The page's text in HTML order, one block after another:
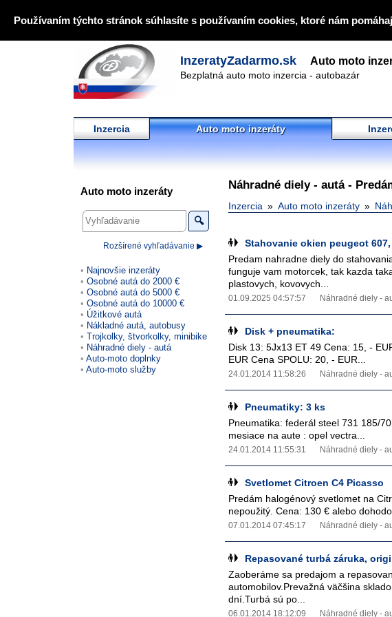
Používaním týchto stránok súhlasíte s používaním cookies, ktoré nám
InzeratyZadarmo.sk Auto moto
Bezplatná auto moto inzercia - autobazár
Inzercia Auto moto inzeráty
Náhradné diely - autá -
Inzercia Auto moto inzeráty
Stahovanie okien peugeot
Predam nahradne diely do
funguje vam motorcek, tak kazda
plastovych, kovovych...
01.09.2025 04:57:57 Náhradné diely -
Disk + pneumatika:
Disk 13: 5Jx13 ET 49 Cena: 15, -
EUR Cena SPOLU: 20, - EUR...
24.01.2014 11:58:26 Náhradné diely -
Pneumatiky: 3 ks
Pneumatika: federál steel 731 185/
mesiace na aute : opel vectra...
24.01.2014 11:55:31 Náhradné diely -
Svetlomet Citroen C4 Picasso
Predám halogénový svetlomet na
nepoužitý. Cena: 130 € alebo
07.01.2014 07:45:17 Náhradné diely -
Repasované turbá záruka,
Zaoberáme sa predajom a
automobilov.Prevažná väčšina
dní.Turbá sú po...
06.01.2014 18:12:09 Náhradné diely -
Auto moto inzeráty
🔍
Rozšírené vyhľadávanie ▶
Najnovšie inzeráty
Osobné autá do 2000 €
Osobné autá do 5000 €
Osobné autá do 10000 €
Úžitkové autá
Nákladné autá, autobusy
Trojkolky, štvorkolky, minibike
Náhradné diely - autá
Auto-moto doplnky
Auto-moto služby